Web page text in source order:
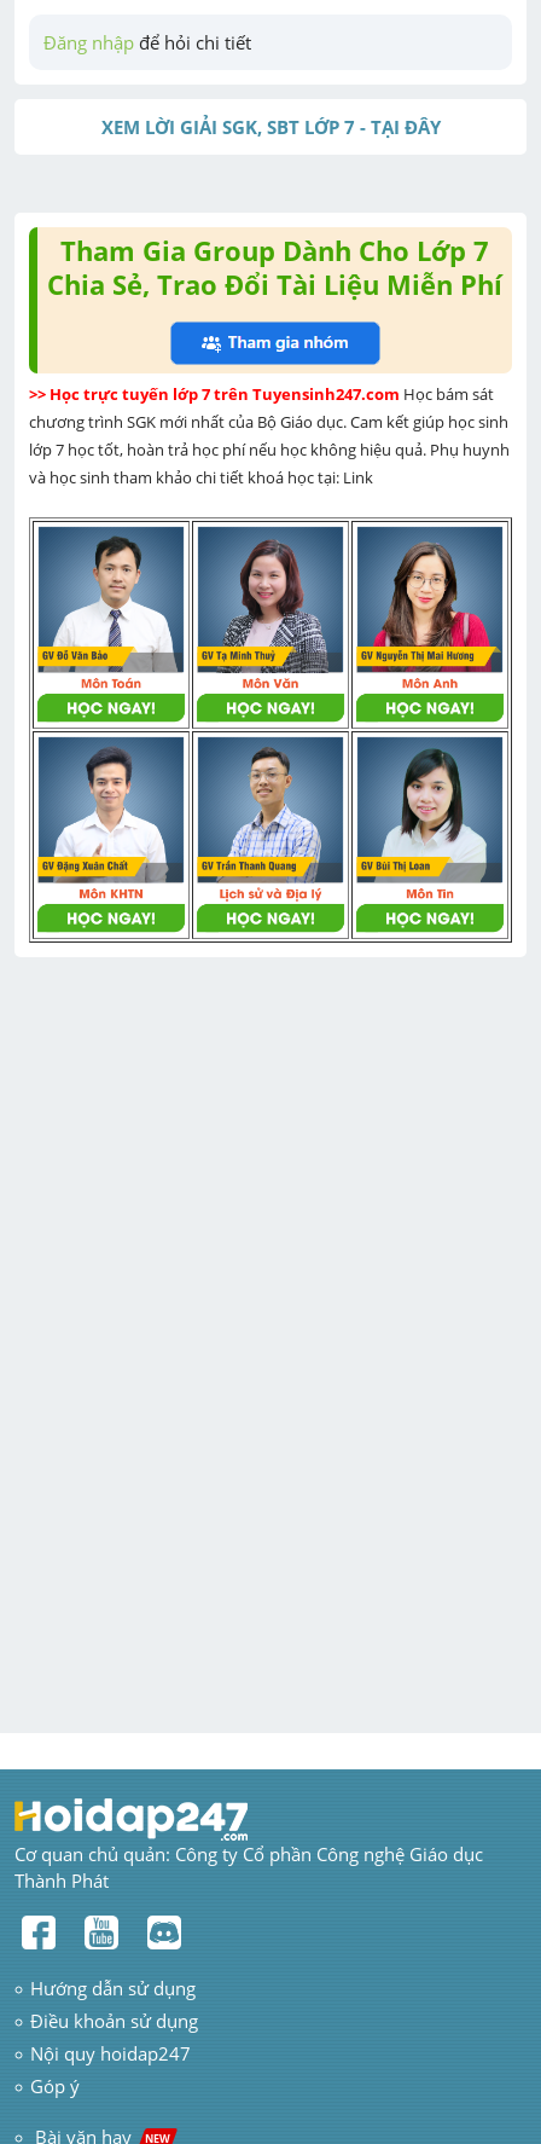
Đăng nhập để hỏi chi tiết
XEM LỜI GIẢI SGK, SBT LỚP 7 - TẠI ĐÂY
Tham Gia Group Dành Cho Lớp 7
Chia Sẻ, Trao Đổi Tài Liệu Miễn Phí
>> Học trực tuyến lớp 7 trên Tuyensinh247.com Học bám sát
chương trình SGK mới nhất của Bộ Giáo dục. Cam kết giúp học sinh
lớp 7 học tốt, hoàn trả học phí nếu học không hiệu quả. Phụ huynh
và học sinh tham khảo chi tiết khoá học tại: Link
Cơ quan chủ quản: Công ty Cổ phần Công nghệ Giáo dục
Thành Phát
Hướng dẫn sử dụng
Điều khoản sử dụng
Nội quy hoidap247
Góp ý
Bài văn hay NEW